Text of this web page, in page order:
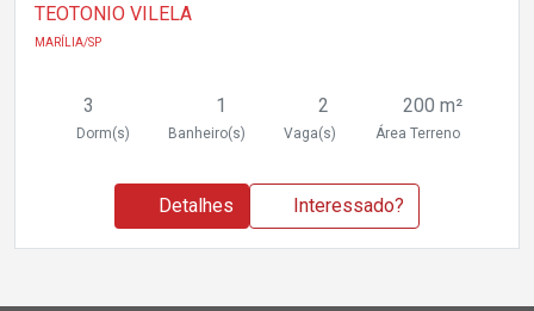
TEOTONIO VILELA
MARÍLIA/SP
3
Dorm(s)
1
Banheiro(s)
2
Vaga(s)
200 m²
Área Terreno
Detalhes Interessado?